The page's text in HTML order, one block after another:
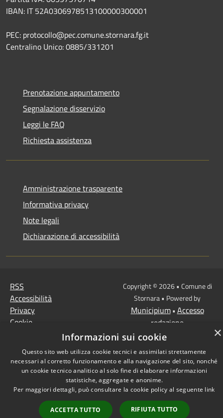
IBAN: IT 52A0306978513100000300001
PEC: protocollo@pec.comune.stornara.fg.it
Centralino Unico: 0885/331201
Prenotazione appuntamento
Segnalazione disservizio
Leggi le FAQ
Richiesta assistenza
Amministrazione trasparente
Informativa privacy
Note legali
Dichiarazione di accessibilità
RSS
Accessibilità
Privacy
Cookie
Copyright © 2026 • Comune di
Stornara • Powered by
Municipium• Accesso
redazione
×
Informazioni sui cookie
Questo sito web utilizza cookie tecnici e assimilati strettamente
necessari al corretto funzionamento e alla navigazione del sito, nonché
un cookie tecnico analitico al solo fine di elaborare informazioni
statistiche, aggregate e anonime.
Per maggiori dettagli, può consultare la cookie policy al seguente link
ACCETTA TUTTO RIFIUTA TUTTO